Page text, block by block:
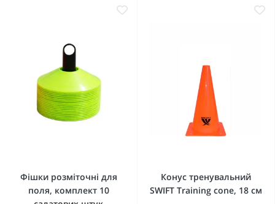
Фішки розміточні для
поля, комплект 10
Конус тренувальний
SWIFT Training cone, 18 см